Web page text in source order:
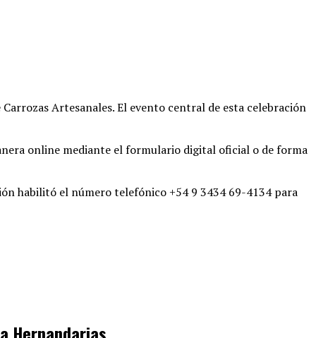
Artesanales. El evento central de esta celebración
online mediante el formulario digital oficial o de forma
habilitó el número telefónico +54 9 3434 69-4134 para